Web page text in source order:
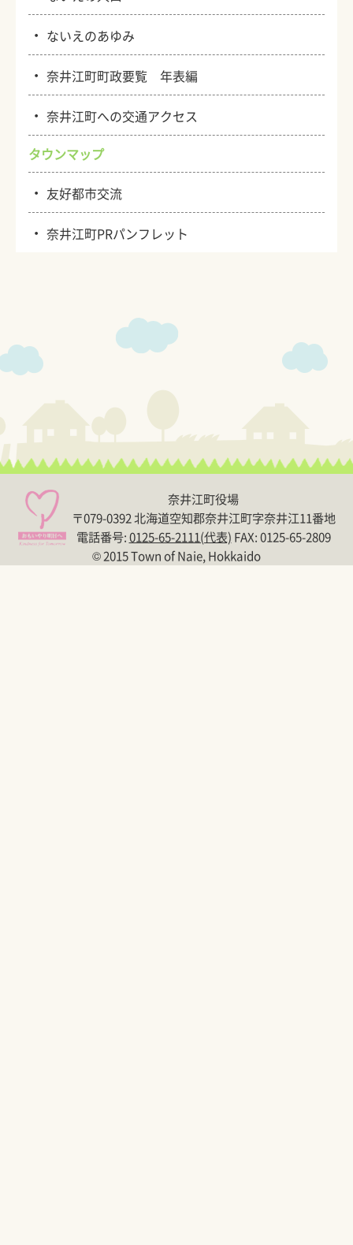
・ ないえのあゆみ
・奈井江町町政要覧 年表編
・奈井江町への交通アクセス
タウンマップ
・ 友好都市交流
・奈井江町PRパンフレット
奈井江町役場
〒079-0392 北海道空知郡奈井江町字奈井江11番地
電話番号:0125-65-2111(代表) FAX: 0125-65-2809
© 2015 Town of Naie, Hokkaido